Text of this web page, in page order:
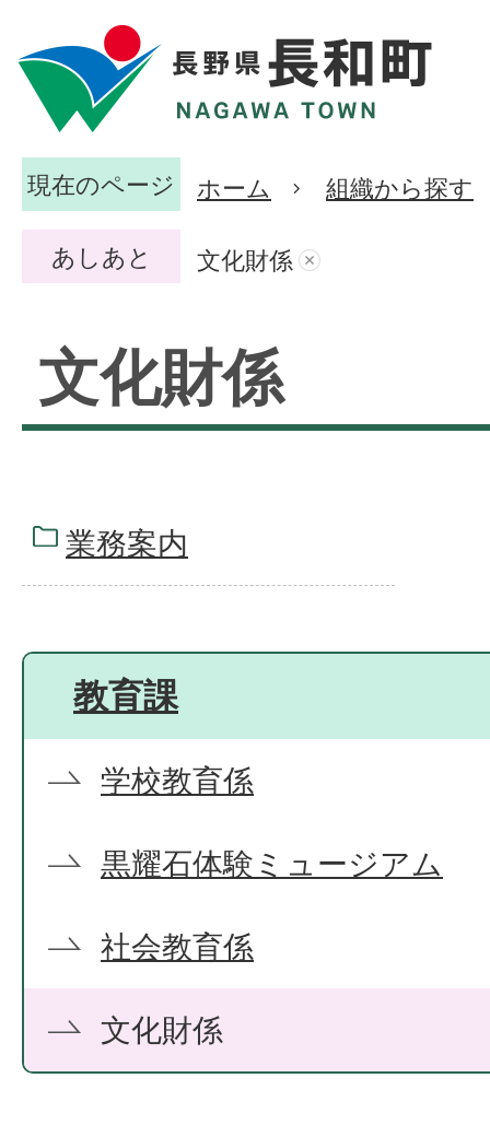
現在のページ ホーム 組織から探す
あしあと 文化財係
文化財係
業務案内
教育課
学校教育係
黒耀石体験ミュージアム
社会教育係
文化財係